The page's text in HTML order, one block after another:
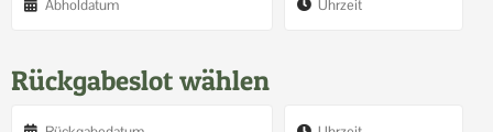
Rückgabeslot wählen